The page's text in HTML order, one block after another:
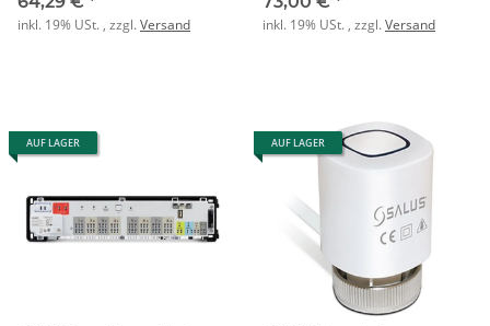
inkl. 19% USt. , zzgl.Versand inkl. 19% USt. , zzgl.Versand
AUF LAGER AUF LAGER